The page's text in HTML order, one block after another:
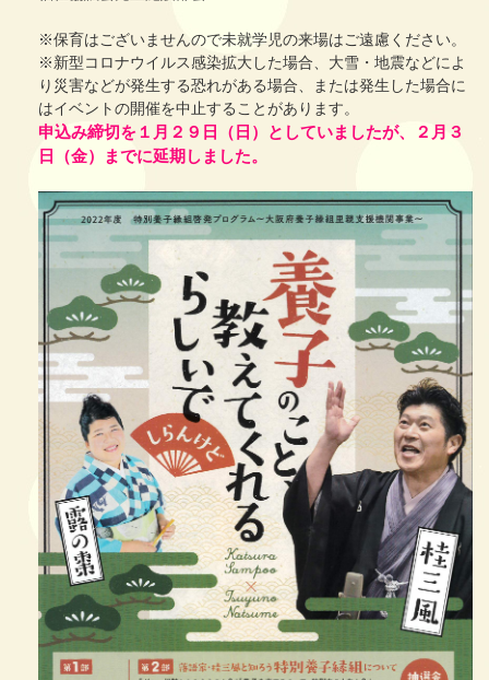
※保育はございませんので未就学児の来場はご遠慮ください。
※新型コロナウイルス感染拡大した場合、大雪・地震などによ
り災害などが発生する恐れがある場合、または発生した場合に
はイベントの開催を中止することがあります。
申込み締切を１月２９日（日）としていましたが、２月３
日（金）までに延期しました。